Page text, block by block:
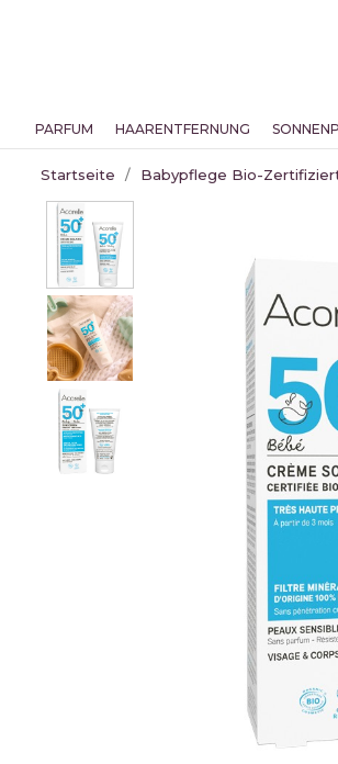
PARFUM HAARENTFERNUNG
Startseite Babypflege Bio-